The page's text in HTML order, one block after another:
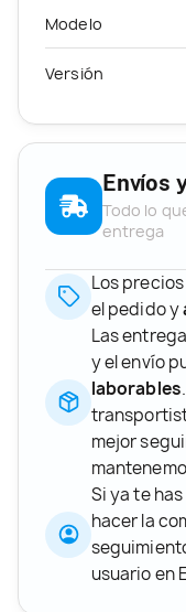
Modelo
Versión
Envíos
Todo lo
entrega
Los
el pedido y
Las
y el envío
laborables
mejor
Si ya te
hacer la
usuario en